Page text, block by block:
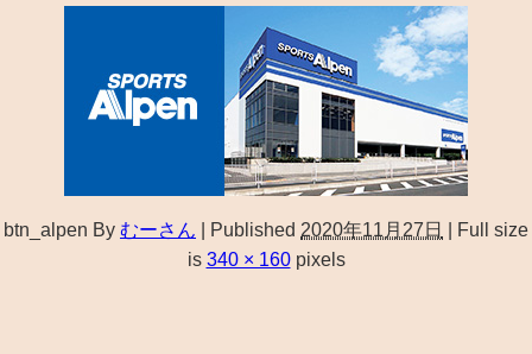
btn_alpen By むーさん Published 2020年11月27日
Full size
is 340 × 160pixels